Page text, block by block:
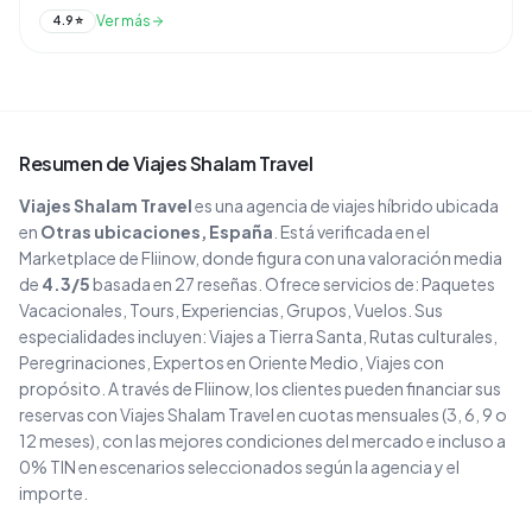
4.9⭐ Ver más
Resumen deViajes Shalam Travel
Viajes Shalam Traveles una agencia de viajeshíbridoubicada
en Otras ubicaciones, España . Está verificada en el
Marketplace de Fliinow, donde figura con una valoración media
de 4.3/5basada en 27reseñas . Ofrece servicios de:Paquetes
Vacacionales, Tours, Experiencias, Grupos, Vuelos Sus
especialidades incluyen:Viajes a Tierra Santa, Rutas culturales,
Peregrinaciones, Expertos en Oriente Medio, Viajes con
propósito A través de Fliinow, los clientes pueden financiar sus
reservas conViajes Shalam Travelen cuotas mensuales (3, 6, 9 o
12 meses), con las mejores condiciones del mercado e incluso a
0% TIN en escenarios seleccionados según la agencia y el
importe.